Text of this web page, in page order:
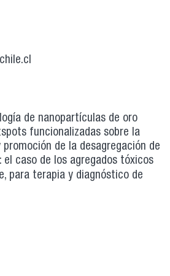
de nanopartículas de oro
funcionalizadas sobre la
de la desagregación de
el caso de los agregados tóxicos
para terapia y diagnóstico de